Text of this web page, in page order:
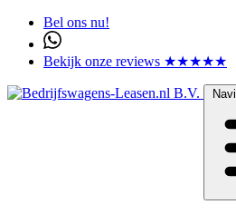
Bel ons nu!
Bekijk onze reviews ★★★★★